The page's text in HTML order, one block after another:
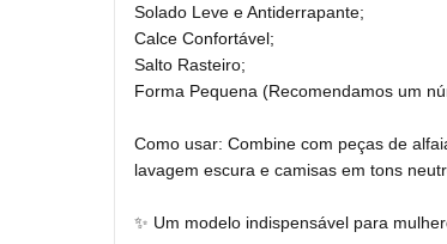
Solado Leve e Antiderrapante;
Calce Confortável;
Salto Rasteiro;
Forma Pequena (Recomendamos um
Como usar: Combine com peças de
lavagem escura e camisas em tons
✨ Um modelo indispensável para